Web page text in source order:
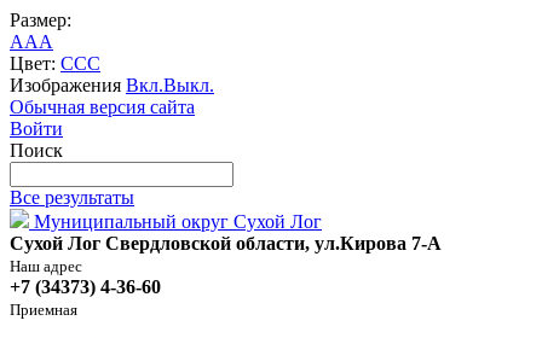
Размер:
AAA
Цвет: CCC
Изображения Вкл.Выкл.
Обычная версия сайта
Войти
Поиск
Все результаты
Муниципальный округ Сухой Лог
Сухой Лог Свердловской области, ул.Кирова 7-А
Наш адрес
+7 (34373) 4-36-60
Приемная